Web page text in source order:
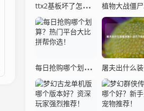
ttx2基板坏了怎么办？常见问题及解决方法！
每日抢购哪个划算？热门平台大比拼帮你选！